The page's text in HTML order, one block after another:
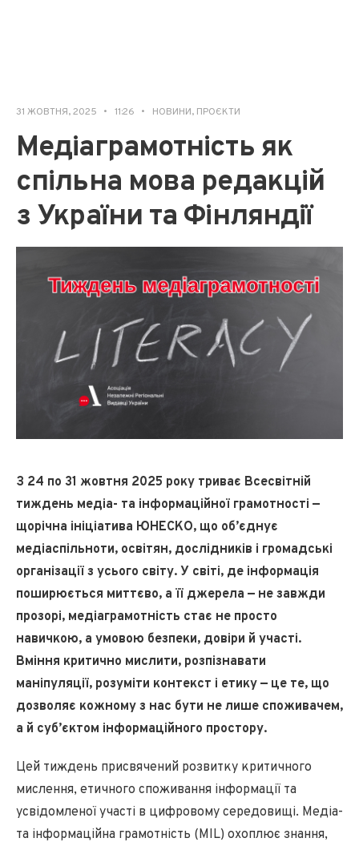
31 ЖОВТНЯ, 2025 • 11:26 • НОВИНИ, ПРОЄКТИ
Медіаграмотність як
спільна мова редакцій
з України та Фінляндії
З 24 по 31 жовтня 2025 року триває Всесвітній
тиждень медіа- та інформаційної грамотності —
щорічна ініціатива ЮНЕСКО, що об’єднує
медіаспільноти, освітян, дослідників і громадські
організації з усього світу. У світі, де інформація
поширюється миттєво, а її джерела — не завжди
прозорі, медіаграмотність стає не просто
навичкою, а умовою безпеки, довіри й участі.
Вміння критично мислити, розпізнавати
маніпуляції, розуміти контекст і етику — це те, що
дозволяє кожному з нас бути не лише споживачем,
а й суб’єктом інформаційного простору.
Цей тиждень присвячений розвитку критичного
мислення, етичного споживання інформації та
усвідомленої участі в цифровому середовищі. Медіа-
та інформаційна грамотність (MIL) охоплює знання,